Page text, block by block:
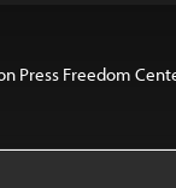
Press Freedom